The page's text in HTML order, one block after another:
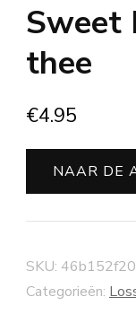
Sweet
thee
€4.95
NAAR DE
SKU:
Categorieën: